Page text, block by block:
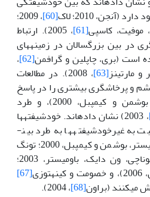
2010؛ لاک
[60]
، 2009؛
موفیت، کاسپی[61]
، 2005). ارتباط
در بین بزرگسالان در زمینه­های
است (بری، چاپلین و گرافمن[62]
،
[63]
، 2008). در مطالعات
و پرخاشگری بیشتری را در پاسخ
(باومیستر، بوشمن و کیمپبل، 2000)، و طرد
، 2003) نشان داده­اند. خودشیفته­ها
به غیرخودشیفته­ها به طرد بین­
شخصی پاسخ می­دهند (باومیستر، بوشمن و کیمپبل، 2000؛ تونگ
و کمپبل، 2003؛ بوشمن، بوناچی، ون دایک، باومیستر، 2003؛
[67]
می­کنند (براون[68]
، 2004).